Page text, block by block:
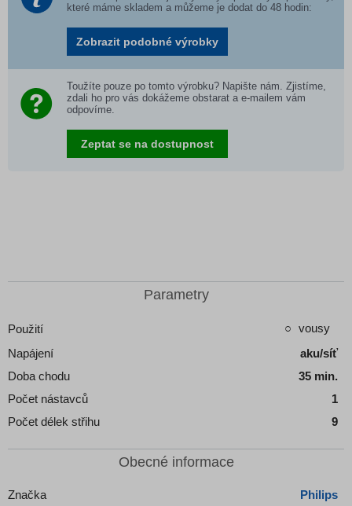
které máme skladem a můžeme je dodat do 48 hodin:
Zobrazit podobné výrobky
Toužíte pouze po tomto výrobku? Napište nám. Zjistíme,
zdali ho pro vás dokážeme obstarat a e-mailem vám
odpovíme.
Zeptat se na dostupnost
Parametry
Použití
vousy
Napájení
aku/síť
Doba chodu
35 min.
Počet nástavců
1
Počet délek střihu
9
Obecné informace
Značka Philips